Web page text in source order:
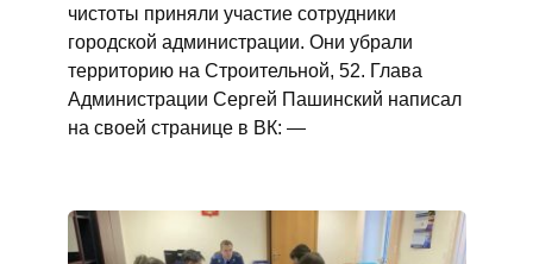
чистоты приняли участие сотрудники
городской администрации. Они убрали
территорию на Строительной, 52. Глава
Администрации Сергей Пашинский написал
на своей странице в ВК: —